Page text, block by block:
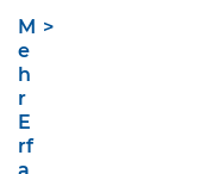
M
e
h
r
E
rf